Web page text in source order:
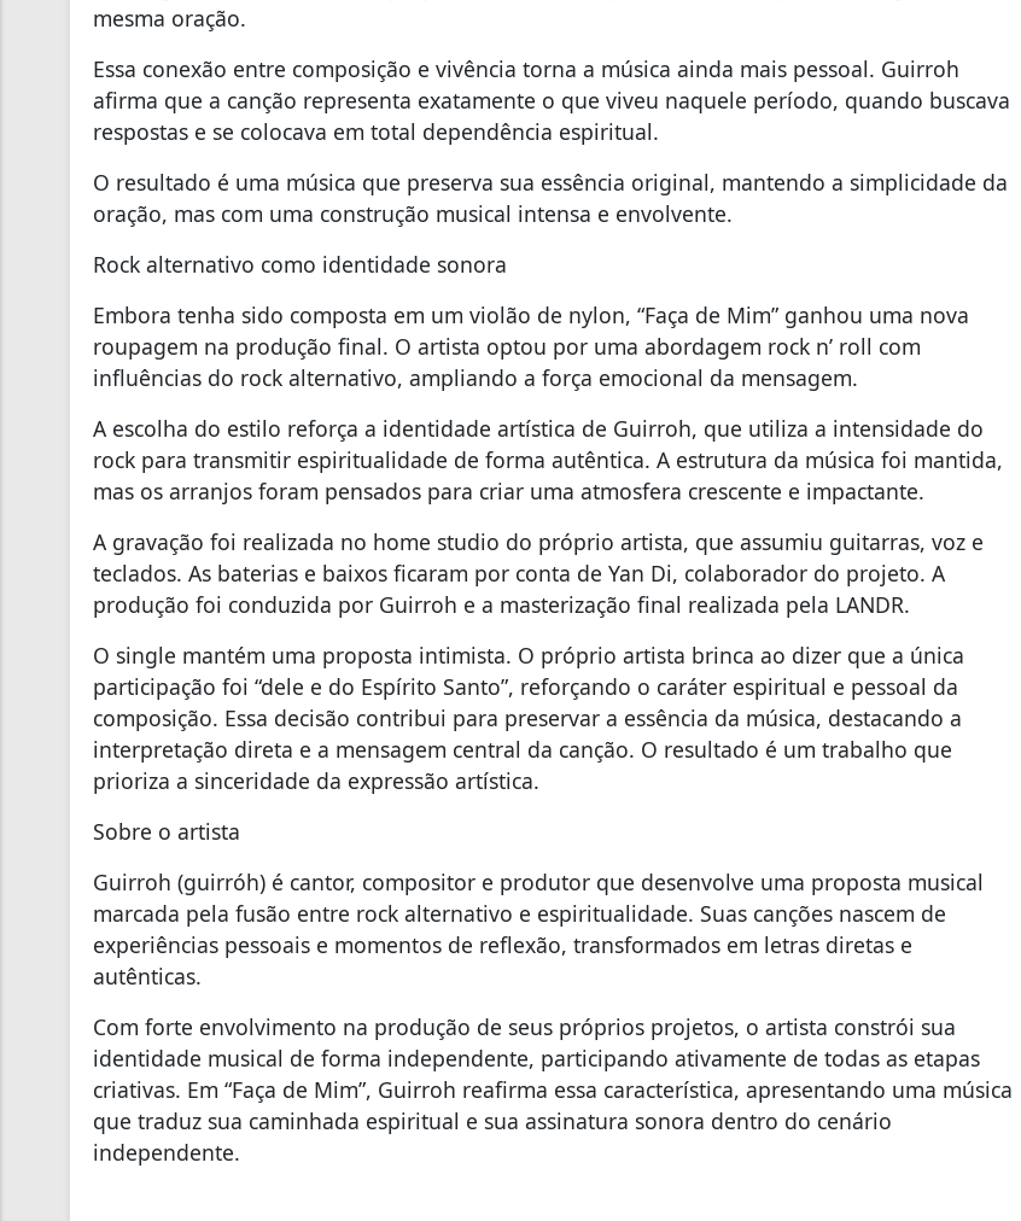
mesma oração.
Essa conexão entre composição e vivência torna a música ainda mais pessoal. Guirroh
afirma que a canção representa exatamente o que viveu naquele período, quando buscava
respostas e se colocava em total dependência espiritual.
O resultado é uma música que preserva sua essência original, mantendo a simplicidade da
oração, mas com uma construção musical intensa e envolvente.
Rock alternativo como identidade sonora
Embora tenha sido composta em um violão de nylon, “Faça de Mim” ganhou uma nova
roupagem na produção final. O artista optou por uma abordagem rock n’ roll com
influências do rock alternativo, ampliando a força emocional da mensagem.
A escolha do estilo reforça a identidade artística de Guirroh, que utiliza a intensidade do
rock para transmitir espiritualidade de forma autêntica. A estrutura da música foi mantida,
mas os arranjos foram pensados para criar uma atmosfera crescente e impactante.
A gravação foi realizada no home studio do próprio artista, que assumiu guitarras, voz e
teclados. As baterias e baixos ficaram por conta de Yan Di, colaborador do projeto. A
produção foi conduzida por Guirroh e a masterização final realizada pela LANDR.
O single mantém uma proposta intimista. O próprio artista brinca ao dizer que a única
participação foi “dele e do Espírito Santo”, reforçando o caráter espiritual e pessoal da
composição. Essa decisão contribui para preservar a essência da música, destacando a
interpretação direta e a mensagem central da canção. O resultado é um trabalho que
prioriza a sinceridade da expressão artística.
Sobre o artista
Guirroh (guirróh) é cantor, compositor e produtor que desenvolve uma proposta musical
marcada pela fusão entre rock alternativo e espiritualidade. Suas canções nascem de
experiências pessoais e momentos de reflexão, transformados em letras diretas e
autênticas.
Com forte envolvimento na produção de seus próprios projetos, o artista constrói sua
identidade musical de forma independente, participando ativamente de todas as etapas
criativas. Em “Faça de Mim”, Guirroh reafirma essa característica, apresentando uma música
que traduz sua caminhada espiritual e sua assinatura sonora dentro do cenário
independente.